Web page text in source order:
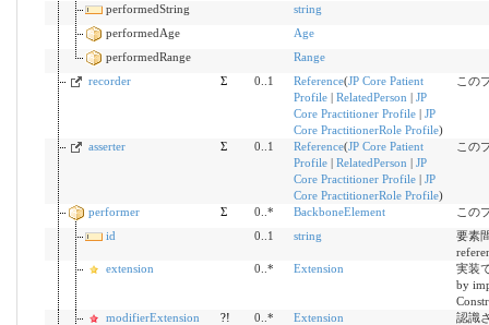
performedString
string
performedAge
Age
performedRange
Range
recorder
Σ 0..1 Reference(JP Core Patient
Profile| RelatedPerson | JP
Core Practitioner Profile| JP
Core PractitionerRole Profile)
この
asserter Σ 0..1 Reference(JP Core Patient
Profile| RelatedPerson | JP
Core Practitioner Profile| JP
Core PractitionerRole Profile)
この
performer Σ 0..* BackboneElement
この
id
0..1 string
要素
extension
0..* Extension
実装
by
modifierExtension
?!
0..* Extension
認識